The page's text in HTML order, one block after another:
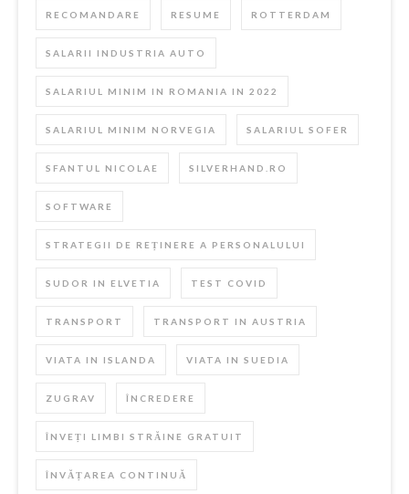
RECOMANDARE RESUME ROTTERDAM
SALARII INDUSTRIA AUTO
SALARIUL MINIM IN ROMANIA IN 2022
SALARIUL MINIM NORVEGIA SALARIUL SOFER
SFANTUL NICOLAE SILVERHAND.RO
SOFTWARE
STRATEGII DE REȚINERE A PERSONALULUI
SUDOR IN ELVETIA TEST COVID
TRANSPORT TRANSPORT IN AUSTRIA
VIATA IN ISLANDA VIATA IN SUEDIA
ZUGRAV ÎNCREDERE
ÎNVEȚI LIMBI STRĂINE GRATUIT
ÎNVĂȚAREA CONTINUĂ